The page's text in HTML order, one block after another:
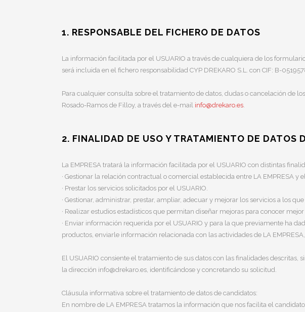
1. RESPONSABLE DEL FICHERO DE DATOS
La información facilitada por el USUARIO a través de cualquiera de los
será incluida en el fichero responsabilidad CYP DREKARO S.L. con CIF: B-
Para cualquier consulta sobre el tratamiento de datos, dudas o cancelación de
Rosado-Ramos de Filloy, a través del e-mail info@drekaro.es.
2. FINALIDAD DE USO Y TRATAMIENTO DE DATOS
La EMPRESA tratará la información facilitada por el USUARIO con distintas
· Gestionar la relación contractual o comercial establecida entre LA EMPRESA y
· Prestar los servicios solicitados por el USUARIO.
· Gestionar, administrar, prestar, ampliar, adecuar y mejorar los servicios a los
· Realizar estudios estadísticos que permitan diseñar mejoras para conocer
· Enviar información requerida por el USUARIO y para la que previamente ha
productos, enviarle información relacionada con las actividades de LA
El USUARIO consiente el tratamiento de sus datos con las finalidades
la dirección info@drekaro.es, identificándose y concretando su solicitud.
Cláusula informativa sobre el tratamiento de datos de candidatos:
En nombre de LA EMPRESA tratamos la información que nos facilita el